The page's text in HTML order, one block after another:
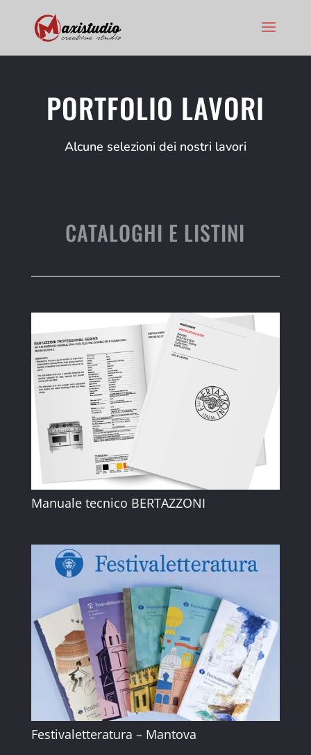
PORTFOLIO LAVORI
Alcune selezioni dei nostri lavori
CATALOGHI E LISTINI
Manuale tecnico BERTAZZONI
Festivaletteratura – Mantova